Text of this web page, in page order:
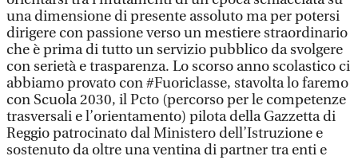
una dimensione di presente assoluto ma per potersi
dirigere con passione verso un mestiere straordinario
che è prima di tutto un servizio pubblico da svolgere
con serietà e trasparenza. Lo scorso anno scolastico ci
abbiamo provato con #Fuoriclasse, stavolta lo faremo
con Scuola 2030, il Pcto (percorso per le competenze
trasversali e l’orientamento) pilota della Gazzetta di
Reggio patrocinato dal Ministero dell’Istruzione e
sostenuto da oltre una ventina di partner tra enti e